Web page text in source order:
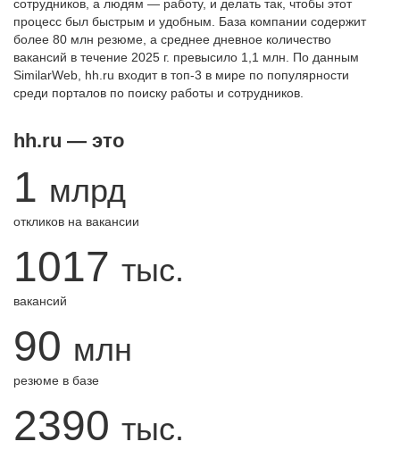
сотрудников, а людям — работу, и делать так, чтобы этот
процесс был быстрым и удобным. База компании содержит
более 80 млн резюме, а среднее дневное количество
вакансий в течение 2025 г. превысило 1,1 млн. По данным
SimilarWeb, hh.ru входит в топ-3 в мире по популярности
среди порталов по поиску работы и сотрудников.
hh.ru — это
1 млрд
откликов на вакансии
1017 тыс.
вакансий
90 млн
резюме в базе
2390 тыс.